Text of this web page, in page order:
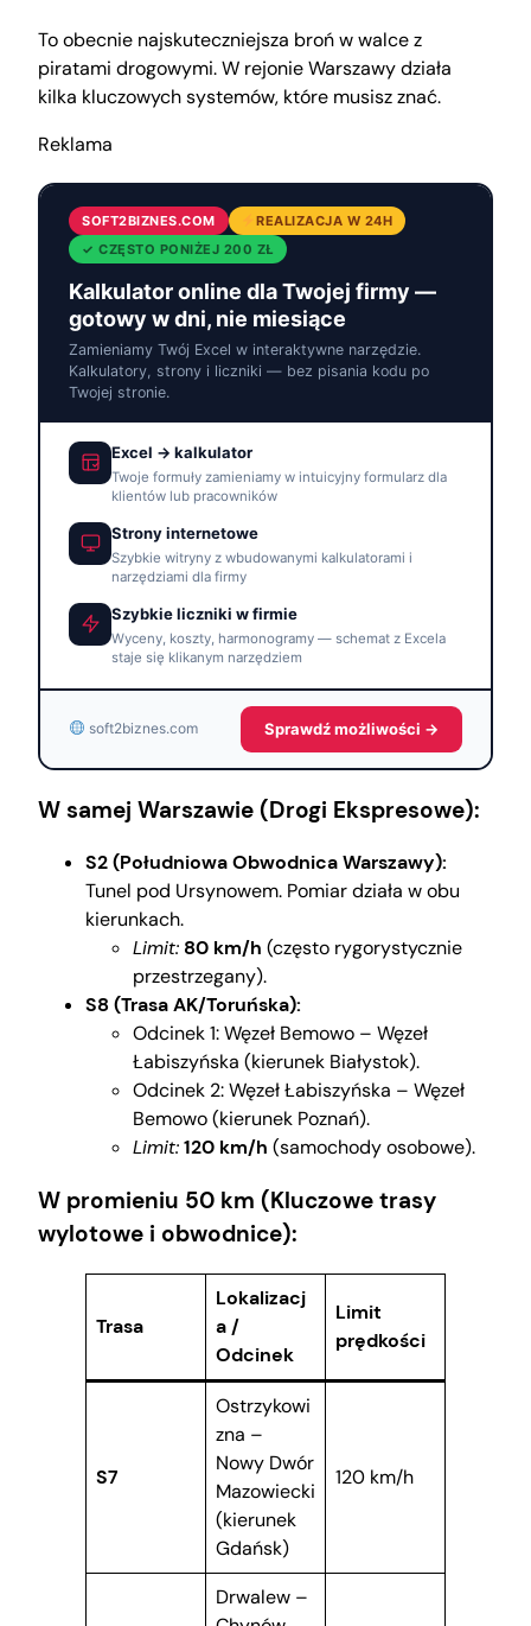
To obecnie najskuteczniejsza broń w walce z
piratami drogowymi. W rejonie Warszawy działa
kilka kluczowych systemów, które musisz znać.
Reklama
SOFT2BIZNES.COM
REALIZACJA W 24H
✓ CZĘSTO PONIŻEJ 200 ZŁ
Kalkulator online dla Twojej firmy —
gotowy w dni, nie miesiące
Zamieniamy Twój Excel w interaktywne narzędzie.
Kalkulatory, strony i liczniki — bez pisania kodu po
Twojej stronie.
Excel → kalkulator
Twoje formuły zamieniamy w intuicyjny formularz dla
klientów lub pracowników
Strony internetowe
Szybkie witryny z wbudowanymi kalkulatorami i
narzędziami dla firmy
Szybkie liczniki w firmie
Wyceny, koszty, harmonogramy — schemat z Excela
staje się klikanym narzędziem
soft2biznes.com Sprawdź możliwości →
W samej Warszawie (Drogi Ekspresowe):
S2 (Południowa Obwodnica Warszawy):
Tunel pod Ursynowem. Pomiar działa w obu
kierunkach.
Limit: 80 km/h (często rygorystycznie
przestrzegany).
S8 (Trasa AK/Toruńska):
Odcinek 1: Węzeł Bemowo – Węzeł
Łabiszyńska (kierunek Białystok).
Odcinek 2: Węzeł Łabiszyńska – Węzeł
Bemowo (kierunek Poznań).
Limit:120 km/h (samochody osobowe).
W promieniu 50 km (Kluczowe trasy
wylotowe i obwodnice):
Trasa
Lokalizacj
a /
Odcinek
Limit
prędkości
S7
Ostrzykowi
zna –
Nowy Dwór
Mazowiecki
(kierunek
Gdańsk)
120 km/h
Drwalew –